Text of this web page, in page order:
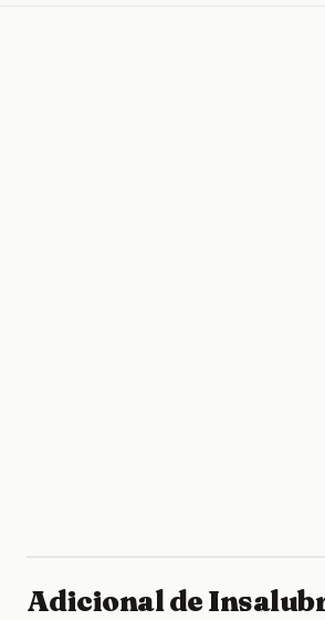
Adicional de